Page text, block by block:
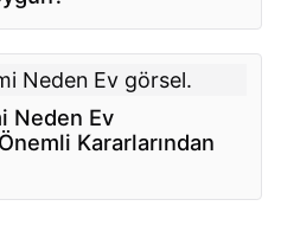
Neden Ev
Kararlarından